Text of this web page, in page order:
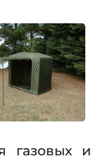
газовых и